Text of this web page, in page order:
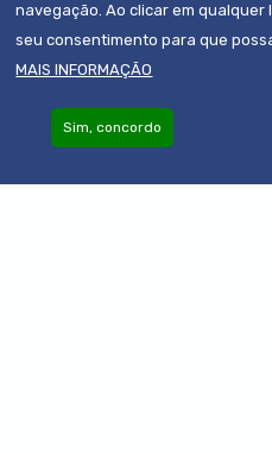
Become
navegação. Ao clicar em
seu consentimento para que
MAIS INFORMAÇÃO
Sim, concordo